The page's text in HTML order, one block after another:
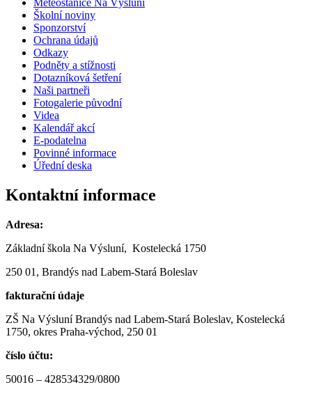
Meteostanice Na Výsluní
Školní noviny
Sponzorství
Ochrana údajů
Odkazy
Podněty a stížnosti
Dotazníková šetření
Naši partneři
Fotogalerie původní
Videa
Kalendář akcí
E-podatelna
Povinné informace
Úřední deska
Kontaktní informace
Adresa:
Základní škola Na Výsluní, Kostelecká 1750
250 01, Brandýs nad Labem-Stará Boleslav
fakturační údaje
ZŠ Na Výsluní Brandýs nad Labem-Stará Boleslav, Kostelecká
1750, okres Praha-východ, 250 01
číslo účtu:
50016 – 428534329/0800